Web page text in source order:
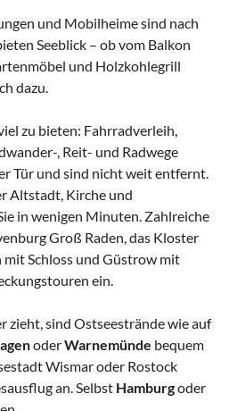
und Mobilheime sind nach
Seeblick – ob vom Balkon
und Holzkohlegrill
dazu.
zu bieten: Fahrradverleih,
, Reit- und Radwege
Tür und sind nicht weit entfernt.
Altstadt, Kirche und
in wenigen Minuten. Zahlreiche
Groß Raden, das Kloster
Schloss und Güstrow mit
ein.
zieht, sind Ostseestrände wie auf
oderWarnemünde bequem
Wismar oder Rostock
an. Selbst Hamburgoder